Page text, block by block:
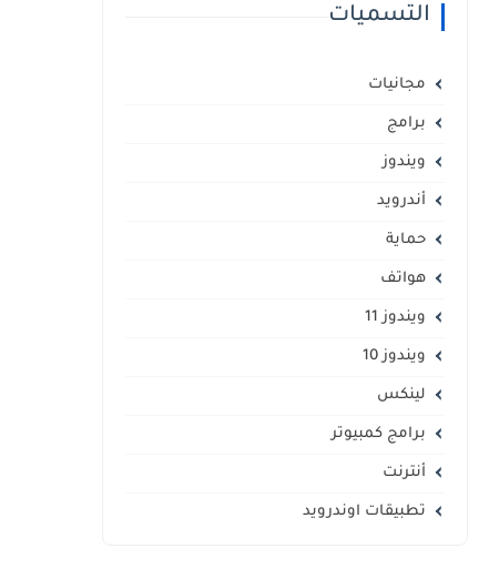
التسميات
مجانيات
برامج
ويندوز
أندرويد
حماية
هواتف
ويندوز 11
ويندوز 10
لينكس
برامج كمبيوتر
أنترنت
تطبيقات اوندرويد